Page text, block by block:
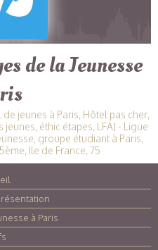
de la Jeunesse
jeunes à Paris, Hôtel pas cher,
éthic étapes, LFAJ - Ligue
groupe étudiant à Paris,
Ile de France, 75
à Paris